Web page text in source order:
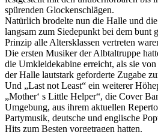
spürenden Glockenschlägen.
Natürlich brodelte nun die Halle und
langsam zum Siedepunkt bei dem bunt
Prinzip alle Altersklassen vertreten
Die ersten Musiker der Albtaltruppe
die Umkleidekabine erreicht, als sie
der Halle lautstark geforderte Zugabe
Und „Last not Least“ ein weiterer
„Mother‘ s Little Helper“, die Cover
Umgebung, aus ihrem aktuellen
Partymusik, deutsche und englische
Hits zum Besten vorgetragen hatten.